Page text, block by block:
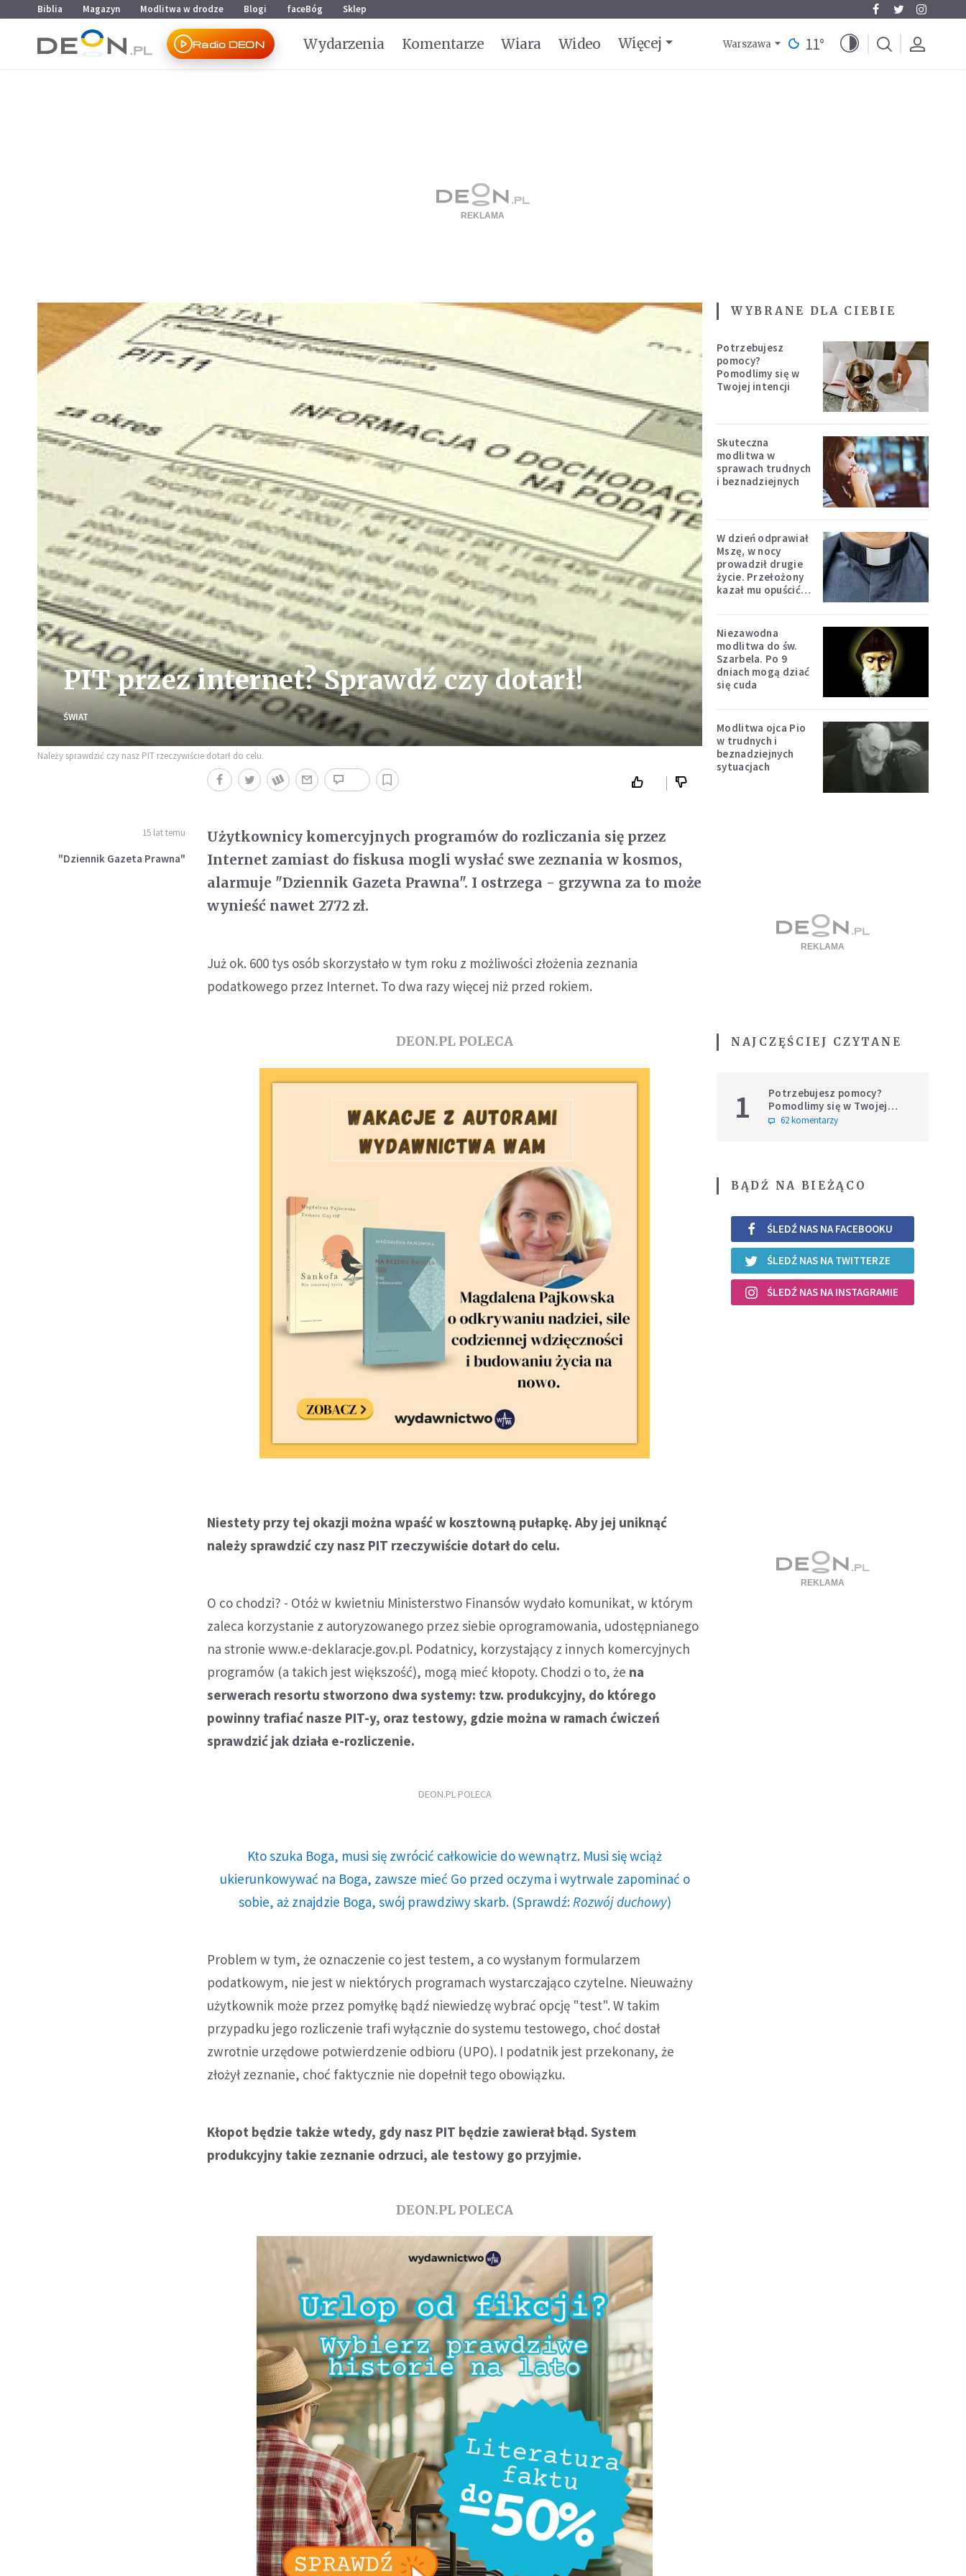
Przejdź do menu głównego
Przejdź do treści
Biblia Magazyn Modlitwa w drodze Blogi faceBóg Sklep
Radio DEON Wydarzenia Komentarze Wiara Wideo Więcej Warszawa 11°
PIT przez internet? Sprawdź czy dotarł!
ŚWIAT
Należy sprawdzić czy nasz PIT rzeczywiście dotarł do celu.
15 lat temu
"Dziennik Gazeta Prawna"
Użytkownicy komercyjnych programów do rozliczania się przez
Internet zamiast do fiskusa mogli wysłać swe zeznania w kosmos,
alarmuje "Dziennik Gazeta Prawna". I ostrzega - grzywna za to może
wynieść nawet 2772 zł.
Już ok. 600 tys osób skorzystało w tym roku z możliwości złożenia zeznania
podatkowego przez Internet. To dwa razy więcej niż przed rokiem.
DEON.PL POLECA
Niestety przy tej okazji można wpaść w kosztowną pułapkę. Aby jej uniknąć
należy sprawdzić czy nasz PIT rzeczywiście dotarł do celu.
O co chodzi? - Otóż w kwietniu Ministerstwo Finansów wydało komunikat, w którym
zaleca korzystanie z autoryzowanego przez siebie oprogramowania, udostępnianego
na stronie www.e-deklaracje.gov.pl. Podatnicy, korzystający z innych komercyjnych
programów (a takich jest większość), mogą mieć kłopoty. Chodzi o to, że na
serwerach resortu stworzono dwa systemy: tzw. produkcyjny, do którego
powinny trafiać nasze PIT-y, oraz testowy, gdzie można w ramach ćwiczeń
sprawdzić jak działa e-rozliczenie.
DEON.PL POLECA
Kto szuka Boga, musi się zwrócić całkowicie do wewnątrz. Musi się wciąż
ukierunkowywać na Boga, zawsze mieć Go przed oczyma i wytrwale zapominać o
sobie, aż znajdzie Boga, swój prawdziwy skarb. (Sprawdź: Rozwój duchowy)
Problem w tym, że oznaczenie co jest testem, a co wysłanym formularzem
podatkowym, nie jest w niektórych programach wystarczająco czytelne. Nieuważny
użytkownik może przez pomyłkę bądź niewiedzę wybrać opcję "test". W takim
przypadku jego rozliczenie trafi wyłącznie do systemu testowego, choć dostał
zwrotnie urzędowe potwierdzenie odbioru (UPO). I podatnik jest przekonany, że
złożył zeznanie, choć faktycznie nie dopełnił tego obowiązku.
Kłopot będzie także wtedy, gdy nasz PIT będzie zawierał błąd. System
produkcyjny takie zeznanie odrzuci, ale testowy go przyjmie.
DEON.PL POLECA
WYBRANE DLA CIEBIE
Potrzebujesz
pomocy?
Pomodlimy się w
Twojej intencji
Skuteczna
modlitwa w
sprawach trudnych
i beznadziejnych
W dzień odprawiał
Mszę, w nocy
prowadził drugie
życie. Przełożony
kazał mu opuścić
Niezawodna
modlitwa do św.
Szarbela. Po 9
dniach mogą dziać
się cuda
Modlitwa ojca Pio
w trudnych i
beznadziejnych
sytuacjach
NAJCZĘŚCIEJ CZYTANE
1
Potrzebujesz pomocy?
Pomodlimy się w Twojej
intencji
62 komentarzy
BĄDŹ NA BIEŻĄCO
ŚLEDŹ NAS NA FACEBOOKU
ŚLEDŹ NAS NA TWITTERZE
ŚLEDŹ NAS NA INSTAGRAMIE